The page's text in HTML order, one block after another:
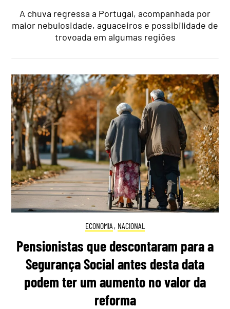
A chuva regressa a Portugal, acompanhada por
maior nebulosidade, aguaceiros e possibilidade de
trovoada em algumas regiões
ECONOMIA , NACIONAL
Pensionistas que descontaram para a
Segurança Social antes desta data
podem ter um aumento no valor da
reforma